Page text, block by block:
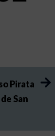
Pirata
San